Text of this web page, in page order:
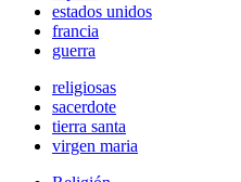
estados unidos
francia
guerra
religiosas
sacerdote
tierra santa
virgen maria